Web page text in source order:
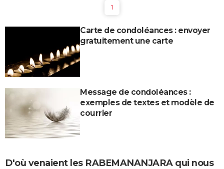
1
Carte de condoléances : envoyer
gratuitement une carte
Message de condoléances :
exemples de textes et modèle de
courrier
D'où venaient les RABEMANANJARA qui nous